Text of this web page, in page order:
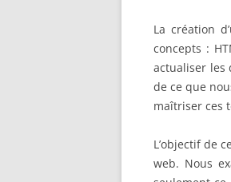
La création
concepts :
actualiser les
de ce que
maîtriser ces
L’objectif de
web. Nous